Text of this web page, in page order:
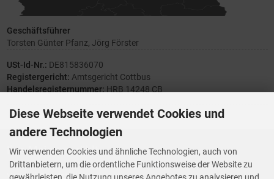
Geschäftsführer
Torsten Günter Pfanz, Jörg Förster
USt-Id-Nr.: DE815836070
Registergericht: Amtsgericht Cottbus
Handelsregisternummer: HRB 14248 CB
Ihre Meinung zählt
Vorwerk Ersatzteile
Diese Webseite verwendet Cookies und
andere Technologien
Wir verwenden Cookies und ähnliche Technologien, auch von
Drittanbietern, um die ordentliche Funktionsweise der Website zu